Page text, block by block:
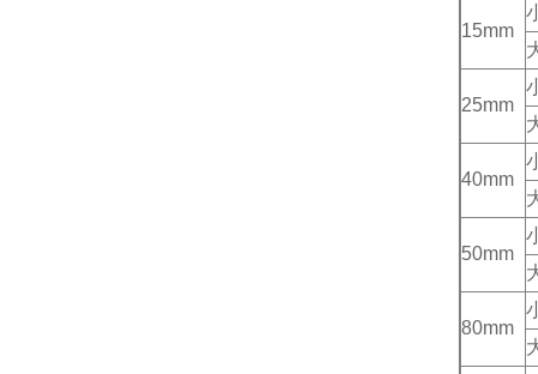
15mm
25mm
40mm
50mm
80mm